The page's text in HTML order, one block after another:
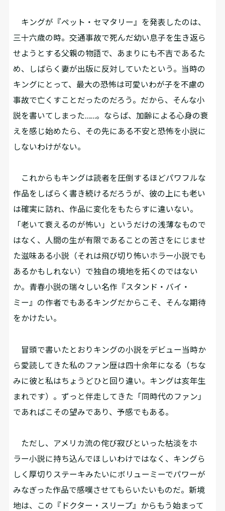
キングが『ペット・セマタリー』を発表したのは、
三十六歳の時。交通事故で死んだ幼い息子を生き返ら
せようとする父親の物語で、あまりにも不吉であるた
め、しばらく妻が出版に反対していたという。当時の
キングにとって、最大の恐怖は可愛いわが子を不慮の
事故で亡くすことだったのだろう。だから、そんな小
説を書いてしまった……。ならば、加齢による心身の衰
えを感じ始めたら、その先にある不安と恐怖を小説に
しないわけがない。
これからもキングは読者を圧倒するほどパワフルな
作品をしばらく書き続けるだろうが、彼の上にも老い
は確実に訪れ、作品に変化をもたらすに違いない。
「老いて衰えるのが怖い」というだけの浅薄なもので
はなく、人間の生が有限であることの苦さをにじませ
た滋味ある小説（それは飛び切り怖いホラー小説でも
あるかもしれない）で独自の境地を拓くのではない
か。青春小説の瑞々しい名作『スタンド・バイ・
ミー』の作者でもあるキングだからこそ、そんな期待
をかけたい。
冒頭で書いたとおりキングの小説をデビュー当時か
ら愛読してきた私のファン歴は四十余年になる（ちな
みに彼と私はちょうどひと回り違い。キングは亥年生
まれです）。ずっと伴走してきた「同時代のファン」
であればこその望みであり、予感でもある。
ただし、アメリカ流の侘び寂びといった枯淡をホ
ラー小説に持ち込んでほしいわけではなく、キングら
しく厚切りステーキみたいにボリューミーでパワーが
みなぎった作品で感嘆させてもらいたいものだ。新境
地は、この『ドクター・スリープ』からもう始まって